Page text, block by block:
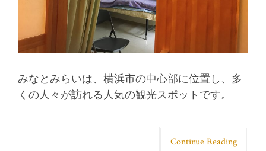
みなとみらいは、横浜市の中心部に位置し、多
くの人々が訪れる人気の観光スポットです。
Continue Reading